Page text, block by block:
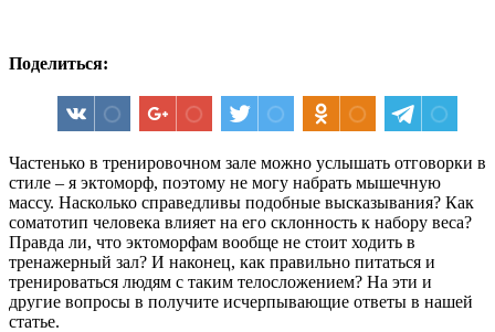
Поделиться:
Частенько в тренировочном зале можно услышать отговорки в
стиле – я эктоморф, поэтому не могу набрать мышечную
массу. Насколько справедливы подобные высказывания? Как
соматотип человека влияет на его склонность к набору веса?
Правда ли, что эктоморфам вообще не стоит ходить в
тренажерный зал? И наконец, как правильно питаться и
тренироваться людям с таким телосложением? На эти и
другие вопросы в получите исчерпывающие ответы в нашей
статье.